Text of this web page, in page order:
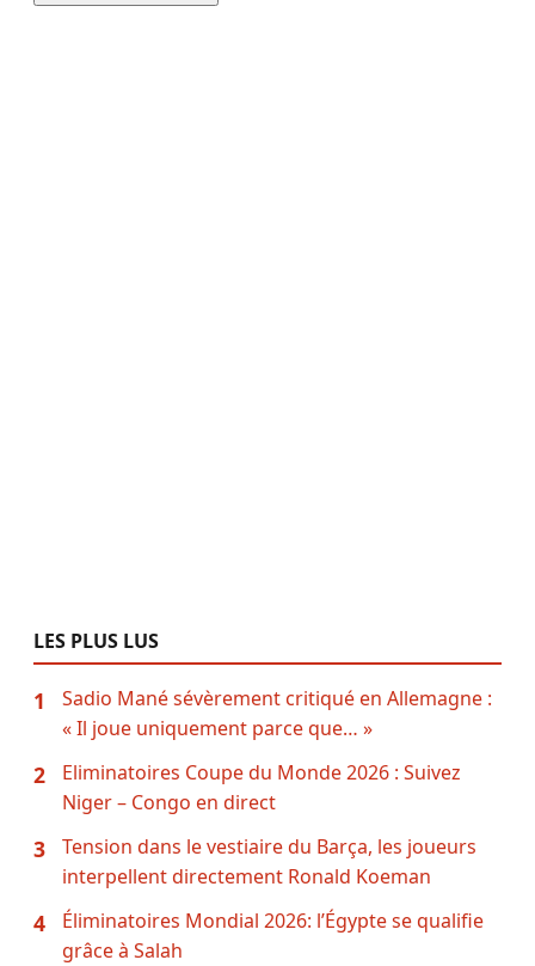
LES PLUS LUS
1
Sadio Mané sévèrement critiqué en Allemagne :
« Il joue uniquement parce que… »
2
Eliminatoires Coupe du Monde 2026 : Suivez
Niger – Congo en direct
3
Tension dans le vestiaire du Barça, les joueurs
interpellent directement Ronald Koeman
4
Éliminatoires Mondial 2026: l’Égypte se qualifie
grâce à Salah